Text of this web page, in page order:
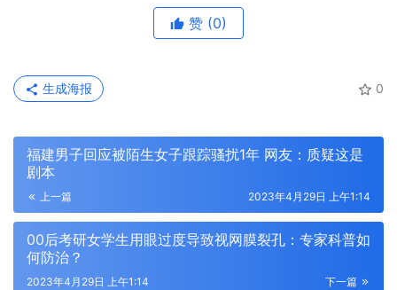
赞 (0)
0
生成海报
福建男子回应被陌生女子跟踪骚扰1年 网友：质疑这是
剧本
上一篇 2023年4月29日 上午1:14
00后考研女学生用眼过度导致视网膜裂孔：专家科普如
何防治？
下一篇
2023年4月29日 上午1:14